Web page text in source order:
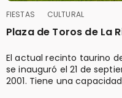
FIESTAS CULTURAL
Plaza de Toros de La
El actual recinto taurino
se inauguró el 21 de
2001. Tiene una